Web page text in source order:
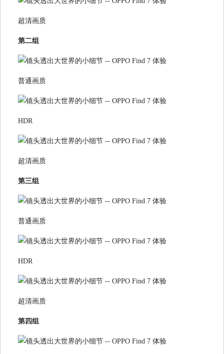
超清画质
第二组
普通画质
HDR
超清画质
第三组
普通画质
HDR
超清画质
第四组